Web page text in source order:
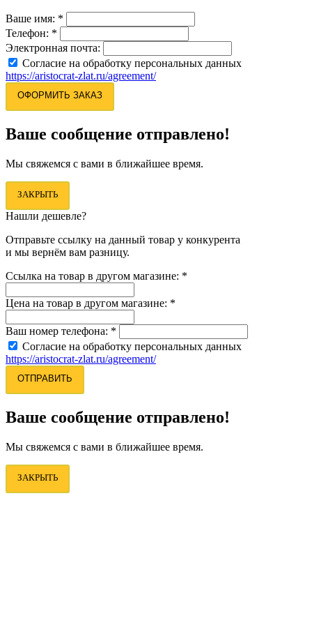
Ваше имя: *
Телефон: *
Электронная почта:
Согласие на обработку персональных данных
https://aristocrat-zlat.ru/agreement/
ОФОРМИТЬ ЗАКАЗ
Ваше сообщение отправлено!
Мы свяжемся с вами в ближайшее время.
ЗАКРЫТЬ
Нашли дешевле?
Отправьте ссылку на данный товар у конкурента
и мы вернём вам разницу.
Ссылка на товар в другом магазине: *
Цена на товар в другом магазине: *
Ваш номер телефона: *
Согласие на обработку персональных данных
https://aristocrat-zlat.ru/agreement/
ОТПРАВИТЬ
Ваше сообщение отправлено!
Мы свяжемся с вами в ближайшее время.
ЗАКРЫТЬ